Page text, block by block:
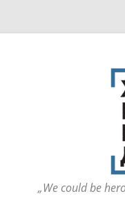
„We could be